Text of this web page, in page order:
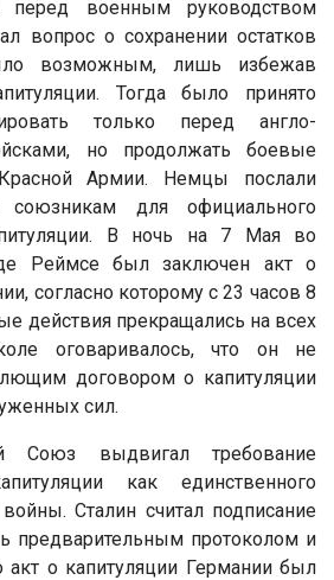
перед военным руководством
вопрос о сохранении остатков
возможным, лишь избежав
Тогда было принято
только перед англо-
но продолжать боевые
Армии. Немцы послали
союзникам для официального
В ночь на 7 Мая во
Реймсе был заключен акт о
согласно которому с 23 часов 8
действия прекращались на всех
оговаривалось, что он не
договором о капитуляции
сил.
Союз выдвигал требование
как единственного
Сталин считал подписание
предварительным протоколом и
акт о капитуляции Германии был